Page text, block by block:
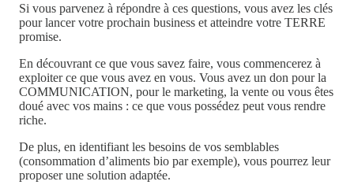
Si vous parvenez à répondre à ces questions, vous avez les clés
pour lancer votre prochain business et atteindre votre TERRE
promise.
En découvrant ce que vous savez faire, vous commencerez à
exploiter ce que vous avez en vous. Vous avez un don pour la
COMMUNICATION, pour le marketing, la vente ou vous êtes
doué avec vos mains : ce que vous possédez peut vous rendre
riche.
De plus, en identifiant les besoins de vos semblables
(consommation d’aliments bio par exemple), vous pourrez leur
proposer une solution adaptée.